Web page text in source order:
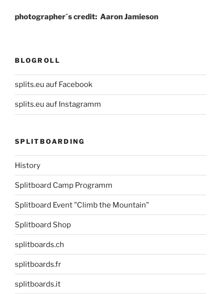
photographer´s credit: Aaron Jamieson
BLOGROLL
splits.eu auf Facebook
splits.eu auf Instagramm
SPLITBOARDING
History
Splitboard Camp Programm
Splitboard Event "Climb the Mountain"
Splitboard Shop
splitboards.ch
splitboards.fr
splitboards.it